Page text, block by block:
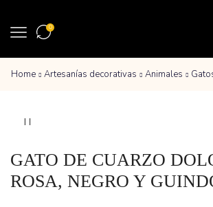
0
Home Artesanías decorativas Animales
GATO DE CUARZO
ROSA, NEGRO Y